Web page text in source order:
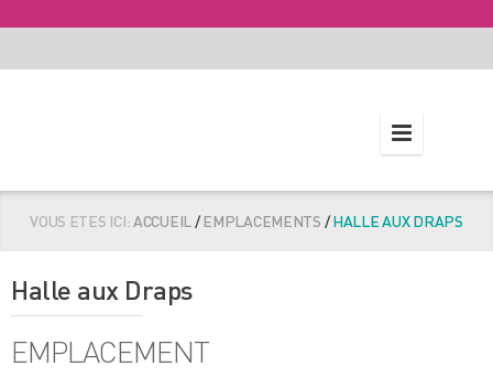
VOUS ETES ICI:ACCUEIL/EMPLACEMENTS /HALLE AUX DRAPS
Halle aux Draps
EMPLACEMENT